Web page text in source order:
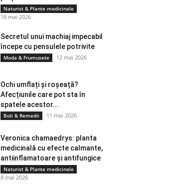
Naturist & Plante medicinale
18 mai 2026
Secretul unui machiaj impecabil
începe cu pensulele potrivite
Moda & Frumusete 12 mai 2026
Ochi umflați și roșeață?
Afecțiunile care pot sta în
spatele acestor...
Boli & Remedii 11 mai 2026
Veronica chamaedrys: planta
medicinală cu efecte calmante,
antiinflamatoare și antifungice
Naturist & Plante medicinale
8 mai 2026